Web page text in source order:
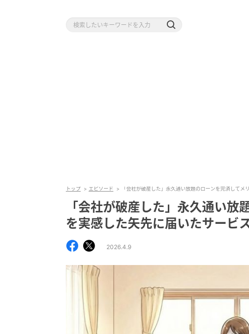
トップ エピソード 「会社が破産した」永久通い放題のローンを完済して
「会社が破産した」永久通い放
を実感した矢先に届いたサービ
2026.4.9